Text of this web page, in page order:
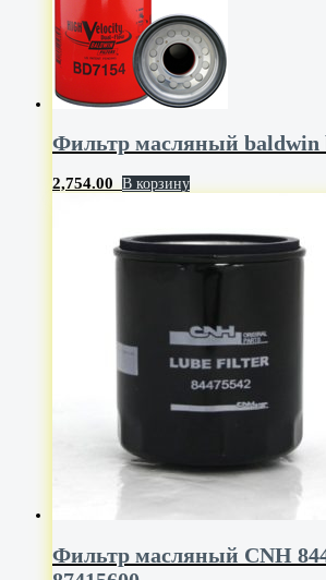
Фильтр масляный baldwin
2,754.00 В корзину
Фильтр масляный CNH